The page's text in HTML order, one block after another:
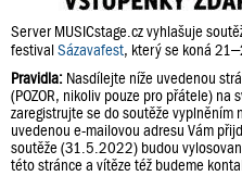
Server MUSICstage.cz vyhlašuje
festivalSázavafest, který se koná
Pravidla: Nasdílejte níže uvedenou
(POZOR, nikoliv pouze pro přátele) na
zaregistrujte se do soutěže vyplněním
uvedenou e-mailovou adresu Vám
soutěže (31.5.2022) budou
této stránce a vítěze též budeme